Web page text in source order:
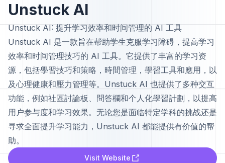
Unstuck AI
Unstuck AI: 提升学习效率和时间管理的 AI 工具
Unstuck AI 是一款旨在帮助学生克服学习障碍，提高学习
效率和时间管理技巧的 AI 工具。它提供了丰富的学习资
源，包括學習技巧和策略，時間管理，學習工具和應用，以
及心理健康和壓力管理等。Unstuck AI 也提供了多种交互
功能，例如社區討論板、問答欄和个人化學習計劃，以提高
用户参与度和学习效果。无论您是面临特定学科的挑战还是
寻求全面提升学习能力，Unstuck AI 都能提供有价值的帮
助。
Visit Website